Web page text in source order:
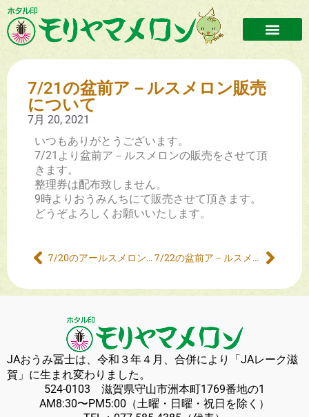
7/21の盆前ア－ルスメロン販売
について
7月 20, 2021
いつもありがとうございます。
7/21より盆前ア－ルスメロンの販売をさせて頂
きます。
整理券は配布致しません。
9時よりおうみんちにて販売させて頂きます。
どうぞよろしくお願いいたします。
7/20のアールスメロン販売について 7/22の盆前ア－ルスメロン販売について
JAおうみ冨士は、令和３年４月、合併により「JAレーク滋
賀」に生まれ変わりました。
524-0103 滋賀県守山市洲本町1769番地の1
AM8:30〜PM5:00（土曜・日曜・祝日を除く）